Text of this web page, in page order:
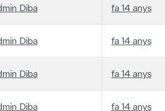
Diba fa 14 anys
Diba fa 14 anys
Diba fa 14 anys